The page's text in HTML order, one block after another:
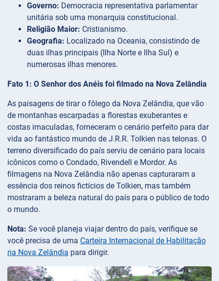
Governo: Democracia representativa parlamentar
unitária sob uma monarquia constitucional.
Religião Maior: Cristianismo.
Geografia: Localizado na Oceania, consistindo de
duas ilhas principais (Ilha Norte e Ilha Sul) e
numerosas ilhas menores.
Fato 1: O Senhor dos Anéis foi filmado na Nova Zelândia
As paisagens de tirar o fôlego da Nova Zelândia, que vão
de montanhas escarpadas a florestas exuberantes e
costas imaculadas, forneceram o cenário perfeito para dar
vida ao fantástico mundo de J.R.R. Tolkien nas telonas. O
terreno diversificado do país serviu de cenário para locais
icônicos como o Condado, Rivendell e Mordor. As
filmagens na Nova Zelândia não apenas capturaram a
essência dos reinos fictícios de Tolkien, mas também
mostraram a beleza natural do país para o público de todo
o mundo.
Nota: Se você planeja viajar dentro do país, verifique se
você precisa de uma Carteira Internacional de Habilitação
na Nova Zelândia para dirigir.